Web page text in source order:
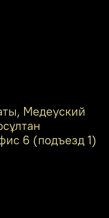
Медеуский
6 (подъезд 1)